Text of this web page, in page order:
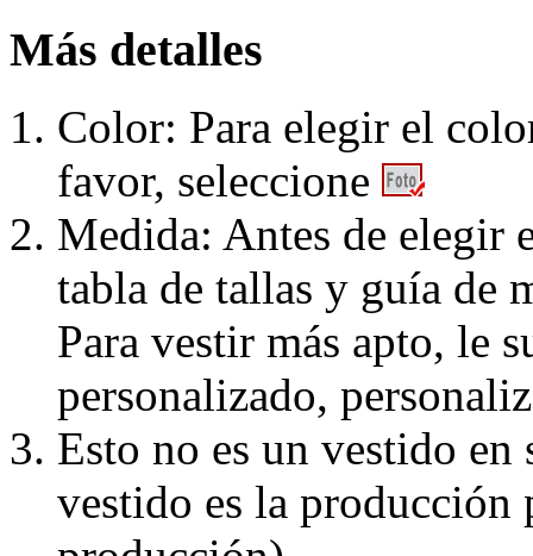
Más detalles
Color: Para elegir el
favor, seleccione
Medida: Antes de elegir
tabla de tallas y guía de
Para vestir más apto, le
personalizado,
Esto no es un vestido
vestido es la producción